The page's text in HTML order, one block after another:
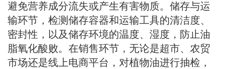
避免营养成分流失或产生有害物质。储存与运
输环节，检测储存容器和运输工具的清洁度、
密封性，以及储存环境的温度、湿度，防止油
脂氧化酸败。在销售环节，无论是超市、农贸
市场还是线上电商平台，对植物油进行抽检，